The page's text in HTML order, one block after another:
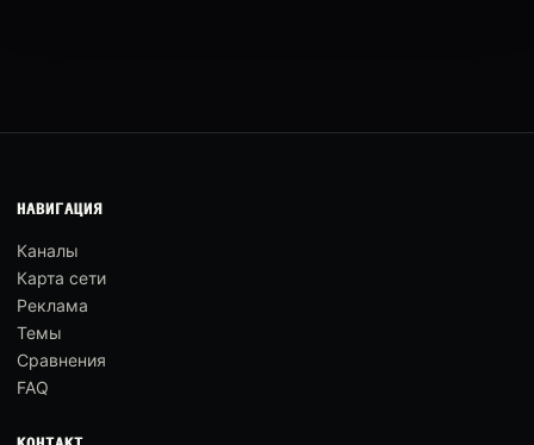
НАВИГАЦИЯ
Каналы
Карта сети
Реклама
Темы
Сравнения
FAQ